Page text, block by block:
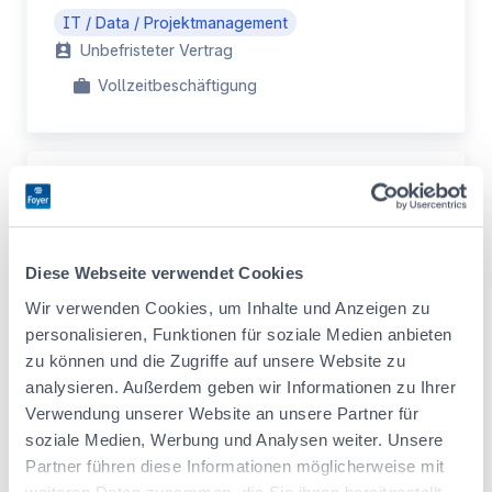
Diese Webseite verwendet Cookies
Wir verwenden Cookies, um Inhalte und Anzeigen zu
personalisieren, Funktionen für soziale Medien anbieten
zu können und die Zugriffe auf unsere Website zu
analysieren. Außerdem geben wir Informationen zu Ihrer
Verwendung unserer Website an unsere Partner für
soziale Medien, Werbung und Analysen weiter. Unsere
Partner führen diese Informationen möglicherweise mit
IT / Data / Projektmanagement
Unbefristeter Vertrag
Vollzeitbeschäftigung
Legal / Compliance / Risiko
Legal & Compliance Intern (F/M/X)
Legal / Compliance / Risiko
Praktikum